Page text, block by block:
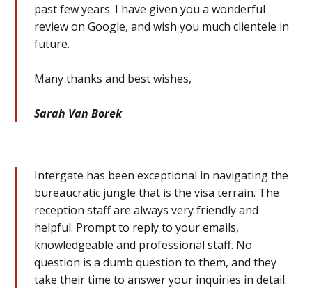
past few years. I have given you a wonderful
review on Google, and wish you much clientele in
future.
Many thanks and best wishes,
Sarah Van Borek
Intergate has been exceptional in navigating the
bureaucratic jungle that is the visa terrain. The
reception staff are always very friendly and
helpful. Prompt to reply to your emails,
knowledgeable and professional staff. No
question is a dumb question to them, and they
take their time to answer your inquiries in detail.